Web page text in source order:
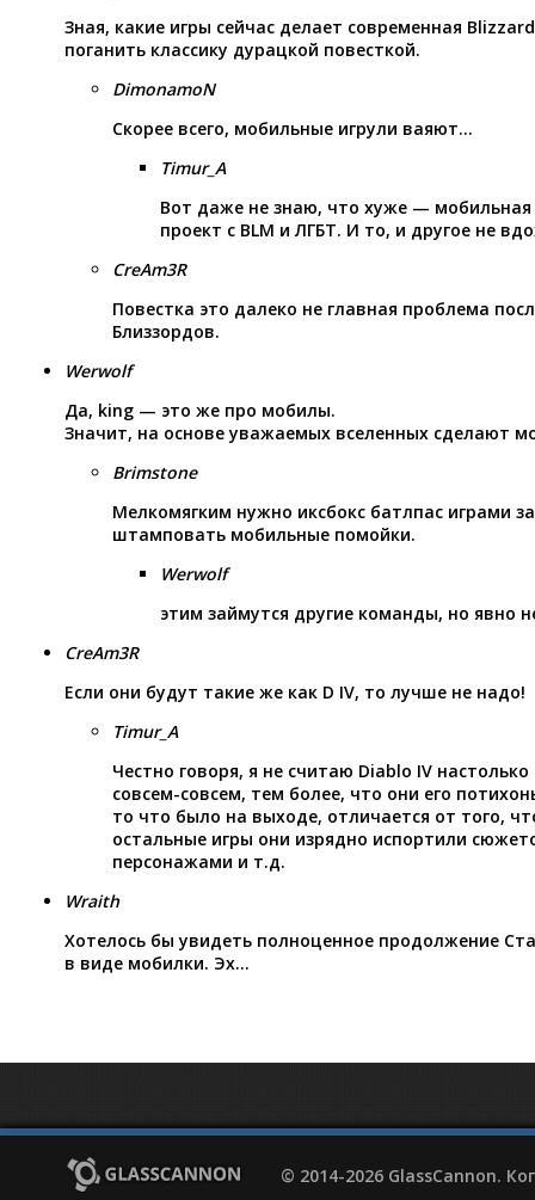
Зная, какие игры сейчас делает современная
поганить классику дурацкой повесткой.
DimonamoN
Скорее всего, мобильные игрули ваяют…
Timur_A
Вот даже не знаю, что хуже —
проект с BLM и ЛГБТ. И то, и другое не
CreAm3R
Повестка это далеко не главная проблема
Близзордов.
Werwolf
Да, king — это же про мобилы.
Значит, на основе уважаемых вселенных сделают
Brimstone
Мелкомягким нужно иксбокс батлпас играми
штамповать мобильные помойки.
Werwolf
этим займутся другие команды, но явно
CreAm3R
Если они будут такие же как D IV, то лучше не надо!
Timur_A
Честно говоря, я не считаю Diablo IV
совсем-совсем, тем более, что они его
то что было на выходе, отличается от того,
остальные игры они изрядно испортили
персонажами и т.д.
Wraith
Хотелось бы увидеть полноценное продолжение
в виде мобилки. Эх…
© 2014-2026 GlassCannon.